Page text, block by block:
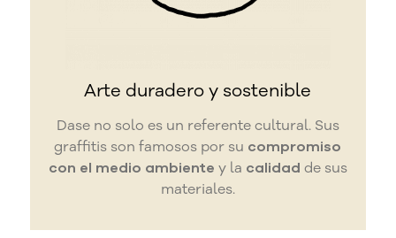
Arte duradero y sostenible
Dase no solo es un referente cultural. Sus
graffitis son famosos por su compromiso
con el medio ambiente y la calidad de sus
materiales.